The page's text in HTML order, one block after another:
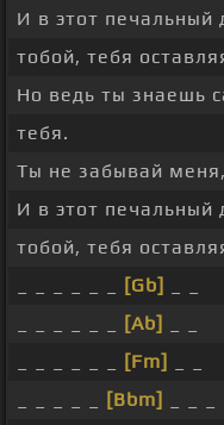
И в этот печальный
тобой, тебя
Но ведь ты знаешь
тебя.
Ты не забывай
И в этот печальный
тобой, тебя
[Gb]
[Ab]
[Fm]
[Bbm]